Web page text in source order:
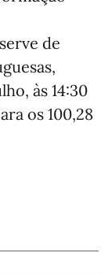
de
às 14:30
os 100,28